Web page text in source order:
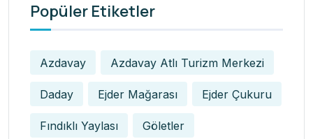
Popüler Etiketler
Azdavay Azdavay Atlı Turizm Merkezi
Daday Ejder Mağarası Ejder Çukuru
Fındıklı Yaylası Göletler